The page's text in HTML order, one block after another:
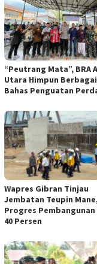
“Peutrang Mata”, BRA
Utara Himpun
Bahas Penguatan
Wapres Gibran Tinjau
Jembatan Teupin
Progres
40 Persen